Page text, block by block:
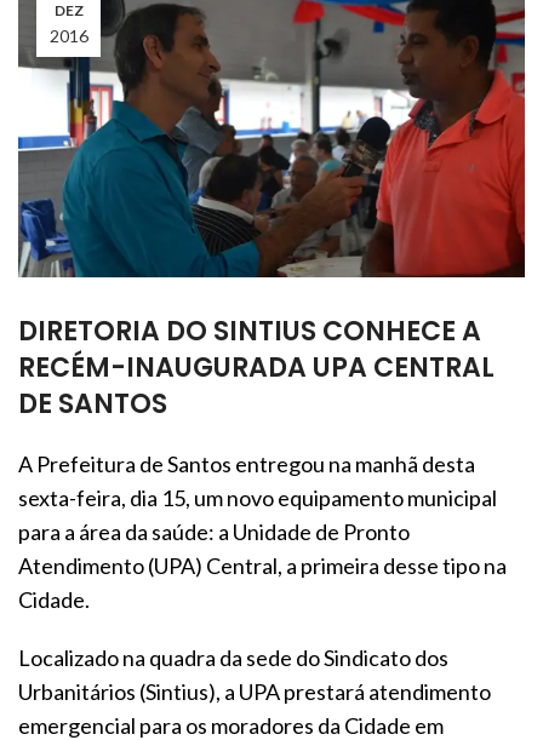
DEZ
2016
DIRETORIA DO SINTIUS CONHECE A
RECÉM-INAUGURADA UPA CENTRAL
DE SANTOS
A Prefeitura de Santos entregou na manhã desta
sexta-feira, dia 15, um novo equipamento municipal
para a área da saúde: a Unidade de Pronto
Atendimento (UPA) Central, a primeira desse tipo na
Cidade.
Localizado na quadra da sede do Sindicato dos
Urbanitários (Sintius), a UPA prestará atendimento
emergencial para os moradores da Cidade em